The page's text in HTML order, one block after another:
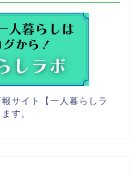
サイト【一人暮らしラ
す。